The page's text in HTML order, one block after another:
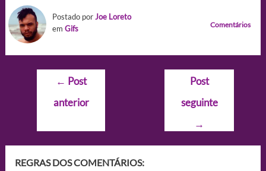
Postado porJoe Loreto
em Gifs Comentários
Navegação
Post
← Post
anterior
Post
seguinte
→
REGRAS DOS COMENTÁRIOS: